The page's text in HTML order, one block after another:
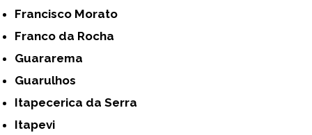
Francisco Morato
Franco da Rocha
Guararema
Guarulhos
Itapecerica da Serra
Itapevi